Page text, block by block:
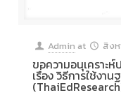
Admin at สิง
ขอความอนุเคราะ
เรื่อง วิธีการใช้งา